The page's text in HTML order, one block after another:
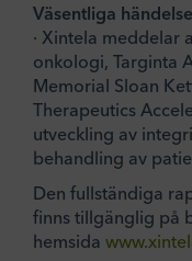
Väsentliga
· Xintela meddelar
onkologi, Targinta
Memorial Sloan
Therapeutics
utveckling av
behandling av
Den fullständiga
finns tillgänglig på
hemsida